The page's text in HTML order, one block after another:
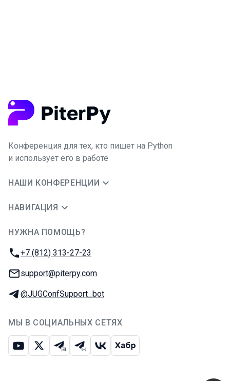
Конференция для тех, кто пишет на Python
и использует его в работе
НАШИ КОНФЕРЕНЦИИ
НАВИГАЦИЯ
НУЖНА ПОМОЩЬ?
Телефон:
+7 (812) 313-27-23
E-mail:
support@piterpy.com
Телеграм:
@JUGConfSupport_bot
МЫ В СОЦИАЛЬНЫХ СЕТЯХ
ЮтубИкс Телеграм-чат
Телеграм-канал
ВКонтакте
Хабр